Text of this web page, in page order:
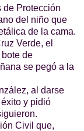
de Protección
del niño que
de la cama.
Verde, el
de
se pegó a la
al darse
y pidió
Civil que,